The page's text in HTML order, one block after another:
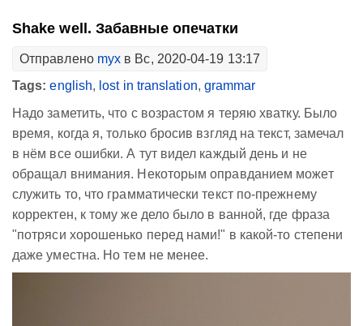
Shake well. Забавные опечатки
Отправлено myx в Вс, 2020-04-19 13:17
Tags:english, lost in translation, grammar
Надо заметить, что с возрастом я теряю хватку. Было
время, когда я, только бросив взгляд на текст, замечал
в нём все ошибки. А тут видел каждый день и не
обращал внимания. Некоторым оправданием может
служить то, что грамматически текст по-прежнему
корректен, к тому же дело было в ванной, где фраза
"потряси хорошенько перед нами!" в какой-то степени
даже уместна. Но тем не менее.